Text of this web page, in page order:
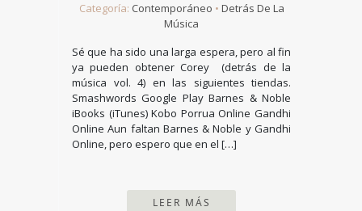
Categoría: Contemporáneo • Detrás De La
Música
Sé que ha sido una larga espera, pero al fin
ya pueden obtener Corey (detrás de la
música vol. 4) en las siguientes tiendas.
Smashwords Google Play Barnes & Noble
iBooks (iTunes) Kobo Porrua Online Gandhi
Online Aun faltan Barnes & Noble y Gandhi
Online, pero espero que en el […]
LEER MÁS